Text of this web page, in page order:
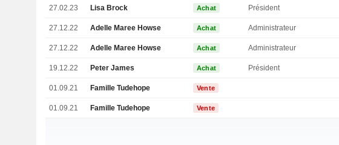
27.02.23 Lisa Brock Achat Président
27.12.22 Adelle Maree Howse Achat Administrateur
27.12.22 Adelle Maree Howse Achat Administrateur
19.12.22 Peter James Achat Président
01.09.21 Famille Tudehope Vente
01.09.21 Famille Tudehope Vente